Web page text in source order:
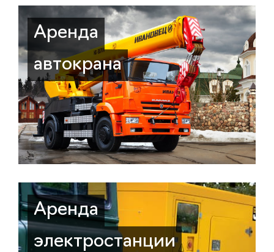
Аренда
автокрана
Аренда
электростанции